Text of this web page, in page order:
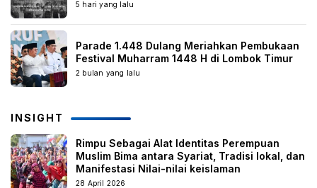
5 hari yang lalu
Parade 1.448 Dulang Meriahkan Pembukaan
Festival Muharram 1448 H di Lombok Timur
2 bulan yang lalu
INSIGHT
Rimpu Sebagai Alat Identitas Perempuan
Muslim Bima antara Syariat, Tradisi lokal, dan
Manifestasi Nilai-nilai keislaman
28 April 2026